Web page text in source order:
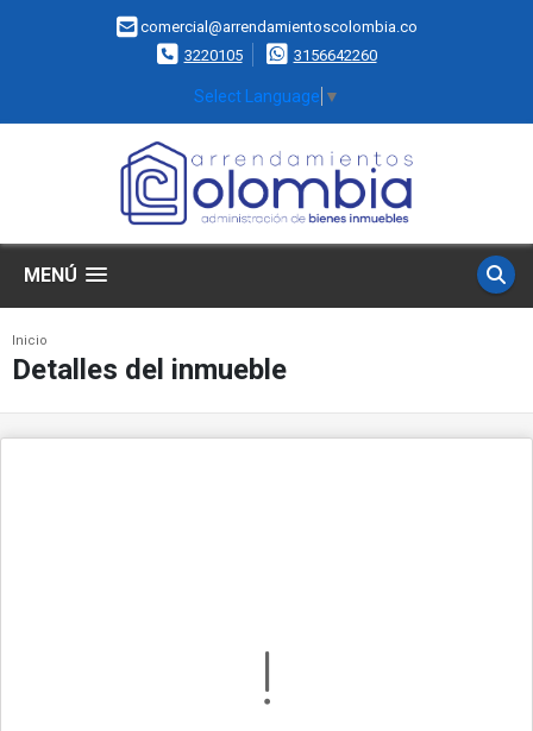
comercial@arrendamientoscolombia.co
3220105
3156642260
Select Language ▼
MENÚ
Inicio
Detalles del inmueble